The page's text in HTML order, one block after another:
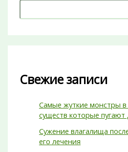
Свежие записи
Самые жуткие монстры в
существ которые
Сужение влагалища
его лечения